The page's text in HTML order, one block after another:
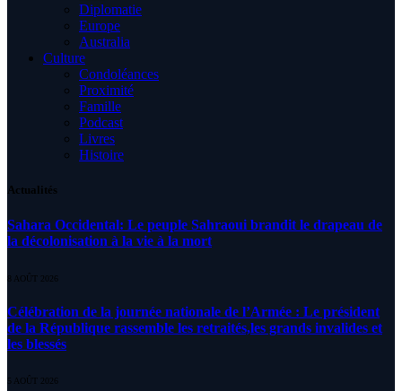
Diplomatie
Europe
Australia
Culture
Condoléances
Proximité
Famille
Podcast
Livres
Histoire
Actualités
Sahara Occidental: Le peuple Sahraoui brandit le drapeau de
la décolonisation à la vie à la mort
8 AOÛT 2026
Célébration de la journée nationale de l’Armée : Le président
de la République rassemble les retraités,les grands invalides et
les blessés
5 AOÛT 2026